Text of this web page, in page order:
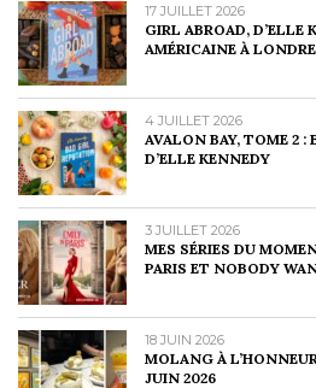
17 JUILLET 2026
GIRL ABROAD, D’ELLE
AMÉRICAINE À
4 JUILLET 2026
AVALON BAY, TOME 2 :
D’ELLE KENNEDY
3 JUILLET 2026
MES SÉRIES DU
PARIS ET NOBODY
18 JUIN 2026
MOLANG À
JUIN 2026